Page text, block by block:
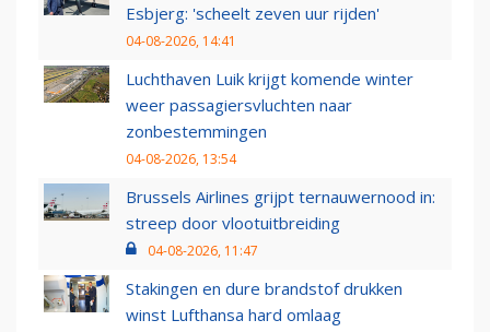
Esbjerg: 'scheelt zeven uur rijden'
04-08-2026, 14:41
Luchthaven Luik krijgt komende winter
weer passagiersvluchten naar
zonbestemmingen
04-08-2026, 13:54
Brussels Airlines grijpt ternauwernood in:
streep door vlootuitbreiding
04-08-2026, 11:47
Stakingen en dure brandstof drukken
winst Lufthansa hard omlaag